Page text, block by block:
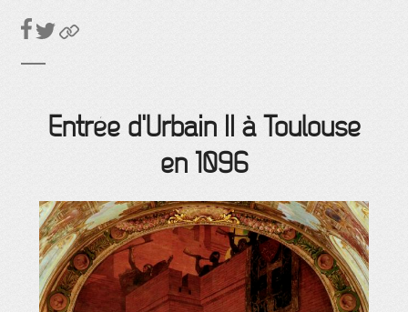
Entrée d'Urbain II à Toulouse
en 1096